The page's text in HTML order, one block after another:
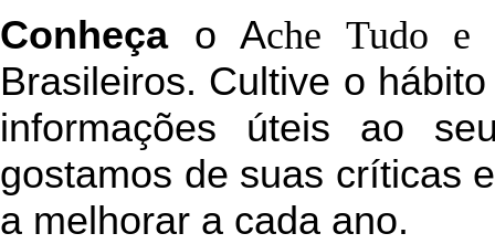
Conheçao Ache Tudo e
Brasileiros. Cultive o
informações úteis ao
gostamos de suas críticas
a melhorar a cada ano.